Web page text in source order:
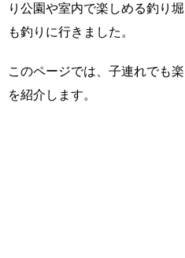
り公園や室内で楽しめる釣り
も釣りに行きました。
このページでは、子連れでも
を紹介します。